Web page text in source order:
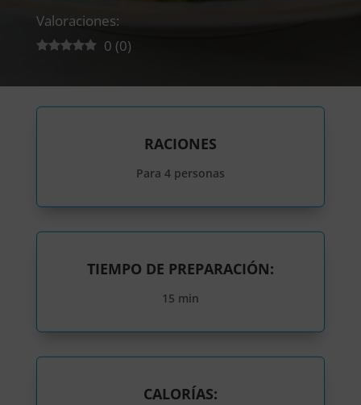
Valoraciones:
0 (0)
RACIONES
Para 4 personas
TIEMPO DE PREPARACIÓN:
15 min
CALORÍAS: